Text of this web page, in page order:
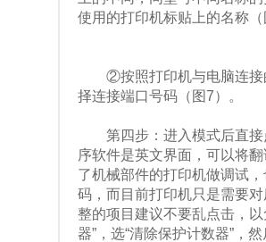
使用的打印机标贴上的名称
②按照打印机与电脑连接
择连接端口号码（图7）。
第四步：进入模式后直接
序软件是英文界面，可以将
了机械部件的打印机做调试
码，而目前打印机只是需要
整的项目建议不要乱点击，
器”，选“清除保护计数器”，